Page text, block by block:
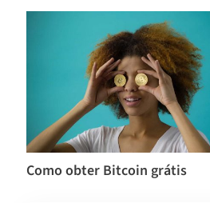
Como obter Bitcoin grátis